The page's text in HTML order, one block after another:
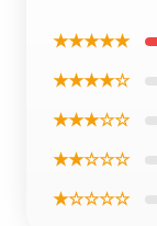
★★★★★
★★★★☆
★★★☆☆
★★☆☆☆
★☆☆☆☆